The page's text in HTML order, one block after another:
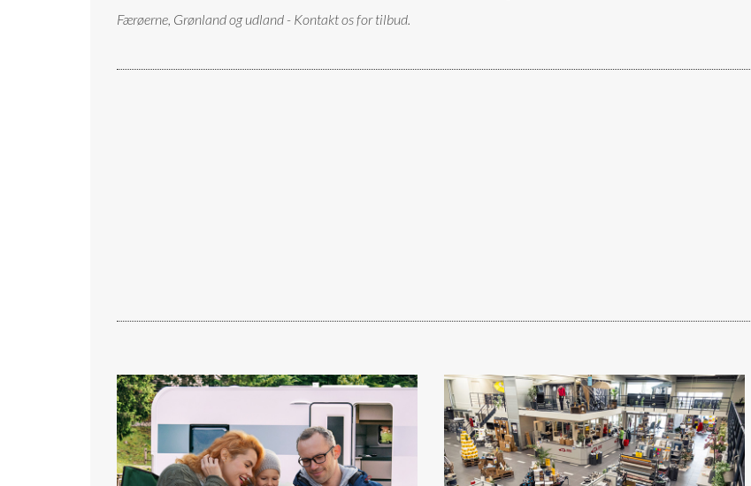
Færøerne, Grønland og udland - Kontakt os for tilbud.